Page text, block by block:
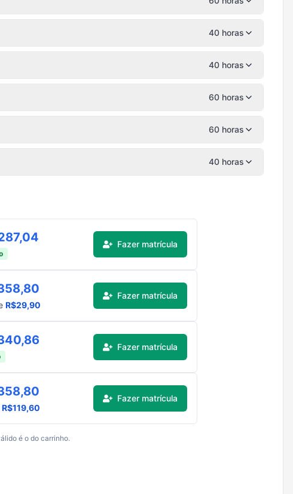
40 horas
40 horas
60 horas
60 horas
40 horas
Fazer matrícula
R$29,90
Fazer matrícula
Fazer matrícula
R$119,60
Fazer matrícula
é o do carrinho.